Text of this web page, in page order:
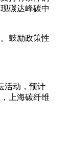
碳达峰碳中
鼓励政策性
活动，预计
上海碳纤维